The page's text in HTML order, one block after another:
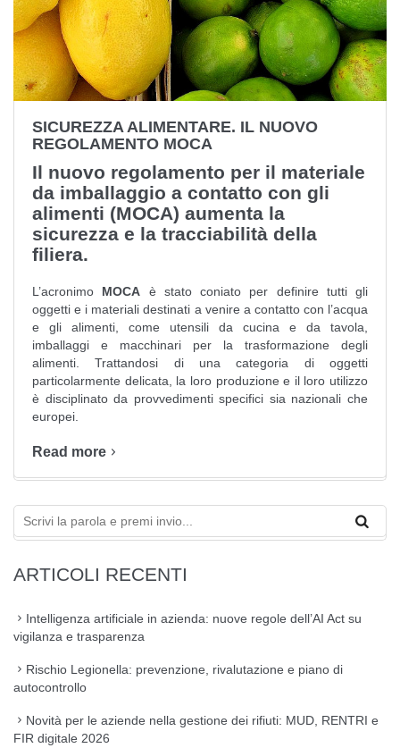
SICUREZZA ALIMENTARE. IL NUOVO
REGOLAMENTO MOCA
Il nuovo regolamento per il materiale
da imballaggio a contatto con gli
alimenti (MOCA) aumenta la
sicurezza e la tracciabilità della
filiera.
L’acronimo MOCA è stato coniato per definire tutti gli
oggetti e i materiali destinati a venire a contatto con l’acqua
e gli alimenti, come utensili da cucina e da tavola,
imballaggi e macchinari per la trasformazione degli
alimenti. Trattandosi di una categoria di oggetti
particolarmente delicata, la loro produzione e il loro utilizzo
è disciplinato da provvedimenti specifici sia nazionali che
europei.
Read more
ARTICOLI RECENTI
Intelligenza artificiale in azienda: nuove regole dell’AI Act su
vigilanza e trasparenza
Rischio Legionella: prevenzione, rivalutazione e piano di
autocontrollo
Novità per le aziende nella gestione dei rifiuti: MUD, RENTRI e
FIR digitale 2026